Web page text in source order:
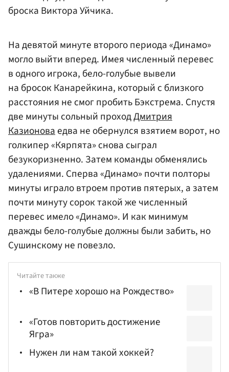
броска Виктора Уйчика.
На девятой минуте второго периода «Динамо»
могло выйти вперед. Имея численный перевес
в одного игрока, бело-голубые вывели
на бросок Канарейкина, который с близкого
расстояния не смог пробить Бэкстрема. Спустя
две минуты сольный проходДмитрия
Казионоваедва не обернулся взятием ворот, но
голкипер «Кярпята» снова сыграл
безукоризненно. Затем команды обменялись
удалениями. Сперва «Динамо» почти полторы
минуты играло втроем против пятерых, а затем
почти минуту сорок такой же численный
перевес имело «Динамо». И как минимум
дважды бело-голубые должны были забить, но
Сушинскому не повезло.
Читайте также
«В Питере хорошо на Рождество»
«Готов повторить достижение
Ягра»
Нужен ли нам такой хоккей?